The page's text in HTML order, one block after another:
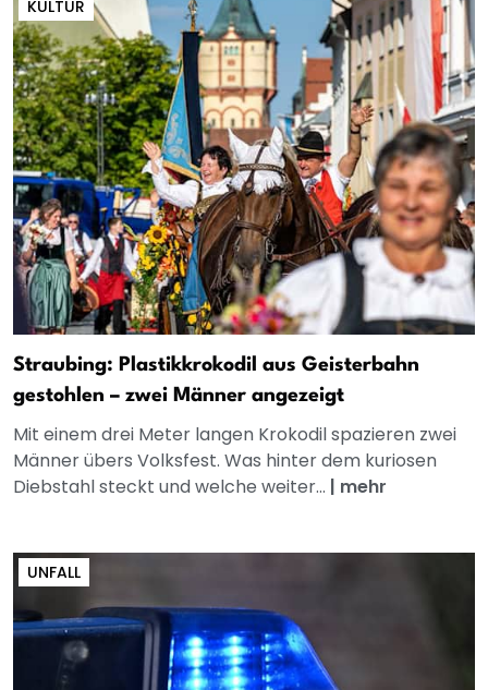
KULTUR
Straubing: Plastikkrokodil aus Geisterbahn
gestohlen – zwei Männer angezeigt
Mit einem drei Meter langen Krokodil spazieren zwei
Männer übers Volksfest. Was hinter dem kuriosen
Diebstahl steckt und welche weiter... | mehr
UNFALL